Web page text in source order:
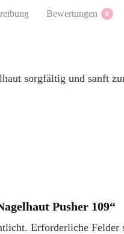
Bewertungen 0
sorgfältig und sanft
Pusher 109“
Erforderliche Felder